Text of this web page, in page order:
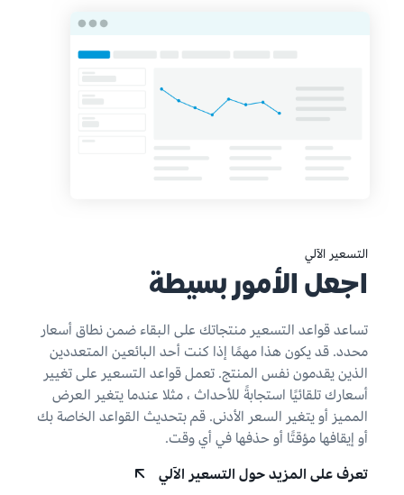
التسعير الآلي
اجعل الأمور بسيطة
تساعد قواعد التسعير منتجاتك على البقاء ضمن نطاق أسعار
محدد. قد يكون هذا مهمًا إذا كنت أحد البائعين المتعددين
الذين يقدمون نفس المنتج. تعمل قواعد التسعير على تغيير
أسعارك تلقائيًا استجابةً للأحداث ، مثلا عندما يتغير العرض
المميز أو يتغير السعر الأدنى. قم بتحديث القواعد الخاصة بك
أو إيقافها مؤقتًا أو حذفها في أي وقت.
تعرف على المزيد حول التسعير الآلي